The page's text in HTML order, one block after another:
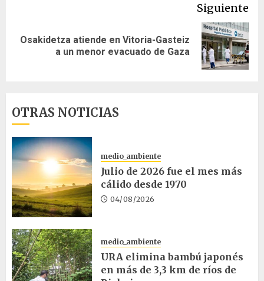
Siguiente
Siguiente
entrada:
Osakidetza atiende en Vitoria-Gasteiz
a un menor evacuado de Gaza
OTRAS NOTICIAS
medio_ambiente
Julio de 2026 fue el mes más
cálido desde 1970
04/08/2026
medio_ambiente
URA elimina bambú japonés
en más de 3,3 km de ríos de